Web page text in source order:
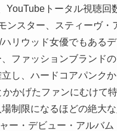
YouTubeトータル視聴
ンスター、スティーヴ・
リウッド女優でもある
ファッションブランド
し、ハードコアパンク
かげたファンにむけて
制限になるほどの絶大
ー・デビュー・アルバ